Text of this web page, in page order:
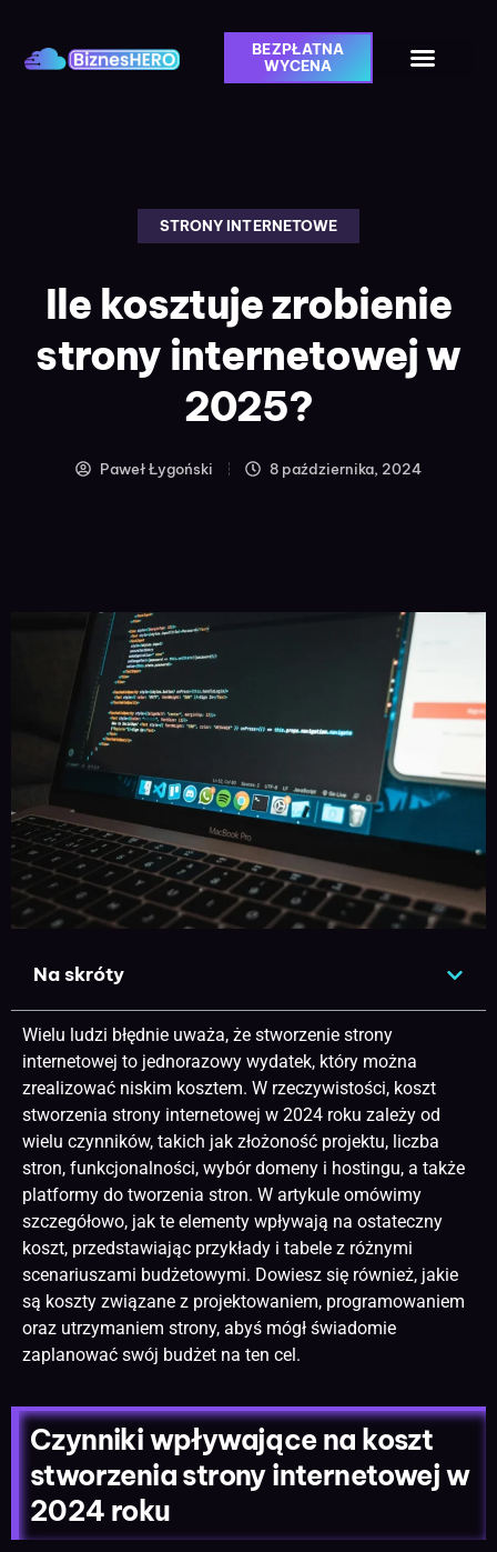
BEZPŁATNA
WYCENA
STRONY INTERNETOWE
Ile kosztuje zrobienie
strony internetowej w
2025?
Paweł Łygoński 8 października, 2024
Na skróty
Wielu ludzi błędnie uważa, że stworzenie strony
internetowej to jednorazowy wydatek, który można
zrealizować niskim kosztem. W rzeczywistości, koszt
stworzenia strony internetowej w 2024 roku zależy od
wielu czynników, takich jak złożoność projektu, liczba
stron, funkcjonalności, wybór domeny i hostingu, a także
platformy do tworzenia stron. W artykule omówimy
szczegółowo, jak te elementy wpływają na ostateczny
koszt, przedstawiając przykłady i tabele z różnymi
scenariuszami budżetowymi. Dowiesz się również, jakie
są koszty związane z projektowaniem, programowaniem
oraz utrzymaniem strony, abyś mógł świadomie
zaplanować swój budżet na ten cel.
Czynniki wpływające na koszt
stworzenia strony internetowej w
2024 roku